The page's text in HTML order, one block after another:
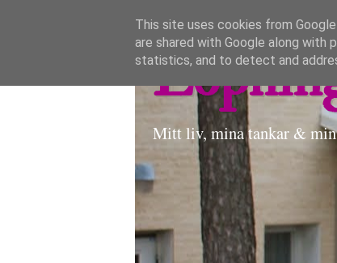
Mitt liv, mina tankar &
This site uses cookies from
are shared with Google along with
statistics, and to detect and